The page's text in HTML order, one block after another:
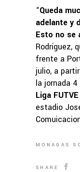
“Queda
adelante y
Esto no se
Rodríguez,
frente a
julio, a
la jornada
Liga
estadio
MONAGAS SC
SHARE